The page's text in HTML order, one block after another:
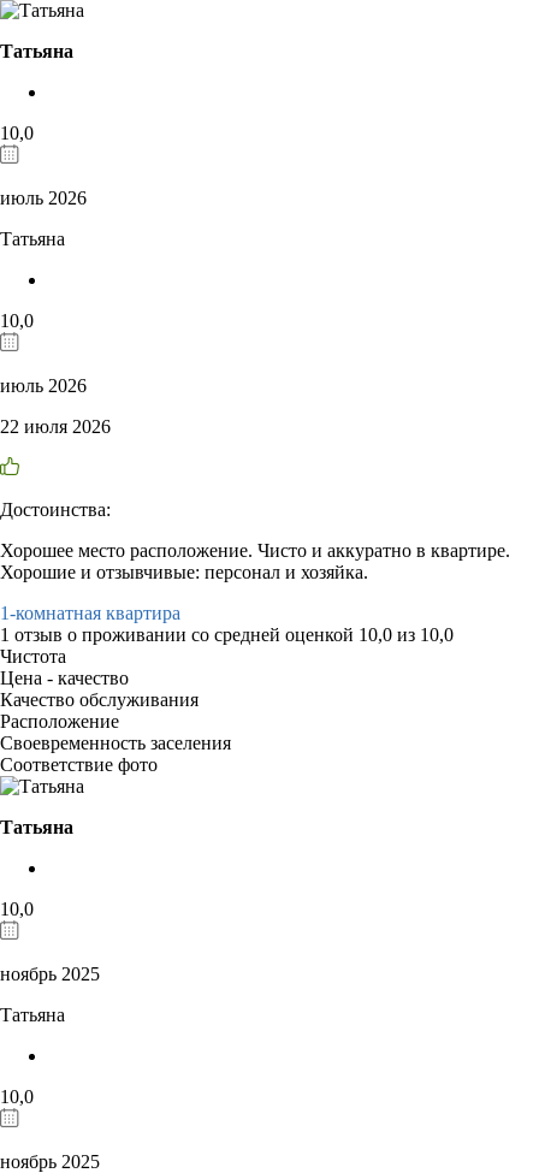
Татьяна
10,0
июль 2026
Татьяна
10,0
июль 2026
22 июля 2026
Достоинства:
Хорошее место расположение. Чисто и аккуратно в квартире.
Хорошие и отзывчивые: персонал и хозяйка.
1-комнатная квартира
1 отзыв о проживании со средней оценкой 10,0 из 10,0
Чистота
Цена - качество
Качество обслуживания
Расположение
Своевременность заселения
Соответствие фото
Татьяна
10,0
ноябрь 2025
Татьяна
10,0
ноябрь 2025